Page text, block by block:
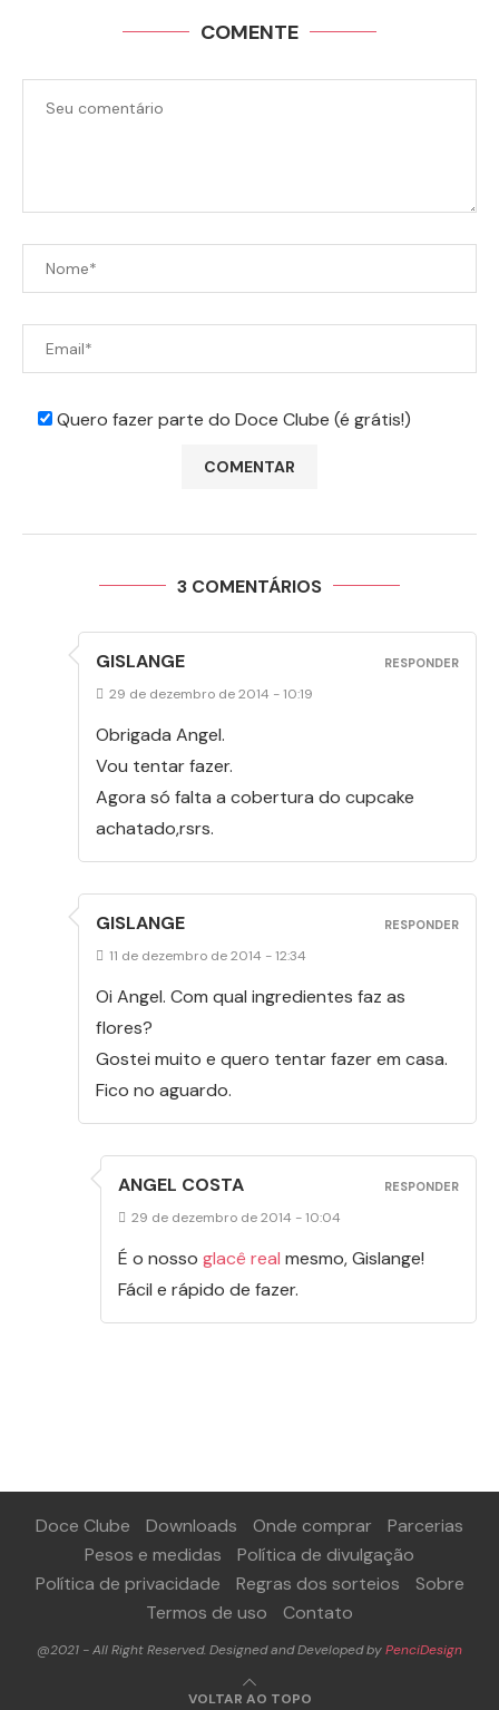
COMENTE
Quero fazer parte do Doce Clube (é grátis!)
3 COMENTÁRIOS
GISLANGE
29 de dezembro de 2014 - 10:19
Obrigada Angel.
Vou tentar fazer.
Agora só falta a cobertura do cupcake
achatado,rsrs.
RESPONDER
GISLANGE
11 de dezembro de 2014 - 12:34
Oi Angel. Com qual ingredientes faz as
flores?
Gostei muito e quero tentar fazer em casa.
Fico no aguardo.
RESPONDER
ANGEL COSTA
29 de dezembro de 2014 - 10:04
É o nosso glacê real mesmo, Gislange!
Fácil e rápido de fazer.
RESPONDER
Doce Clube Downloads Onde comprar
Parcerias
Pesos e medidas
Política de divulgação
Política de privacidade
Regras dos sorteios
Sobre
Termos de uso
Contato
@2021 - All Right Reserved. Designed and Developed byPenciDesign
VOLTAR AO TOPO